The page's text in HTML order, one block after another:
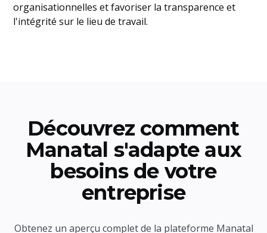
organisationnelles et favoriser la transparence et
l'intégrité sur le lieu de travail.
Découvrez comment
Manatal s'adapte aux
besoins de votre
entreprise
Obtenez un aperçu complet de la plateforme Manatal